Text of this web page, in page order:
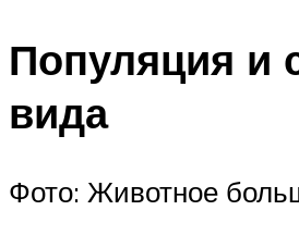
Популяция и
вида
Фото: Животное